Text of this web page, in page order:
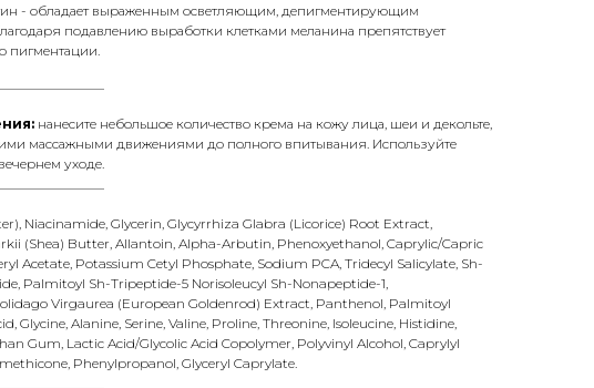
- обладает выраженным осветляющим, депигментирующим
подавлению выработки клетками меланина препятствует
пигментации.
нанесите небольшое количество крема на кожу лица, шеи и декольте,
массажными движениями до полного впитывания. Используйте
уходе.
Niacinamide, Glycerin, Glycyrrhiza Glabra (Licorice) Root Extract,
(Shea) Butter, Allantoin, Alpha-Arbutin, Phenoxyethanol, Caprylic/Capric
Acetate, Potassium Cetyl Phosphate, Sodium PCA, Tridecyl Salicylate, Sh-
Palmitoyl Sh-Tripeptide-5 Norisoleucyl Sh-Nonapeptide-1,
Virgaurea (European Goldenrod) Extract, Panthenol, Palmitoyl
Glycine, Alanine, Serine, Valine, Proline, Threonine, Isoleucine, Histidine,
Gum, Lactic Acid/Glycolic Acid Copolymer, Polyvinyl Alcohol, Caprylyl
Phenylpropanol, Glyceryl Caprylate.